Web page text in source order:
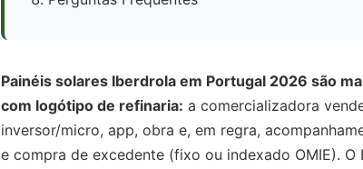
Painéis solares Iberdrola em Portugal 2026 são
com logótipo de refinaria: a comercializadora
inversor/micro, app, obra e, em regra,
e compra de excedente (fixo ou indexado OMIE).